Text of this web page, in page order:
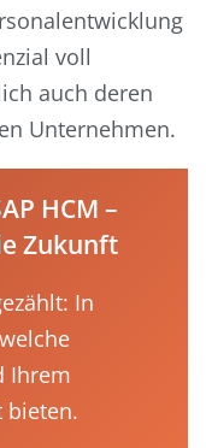
voll
auch deren
Unternehmen.
HCM –
Zukunft
In
Ihrem
bieten.